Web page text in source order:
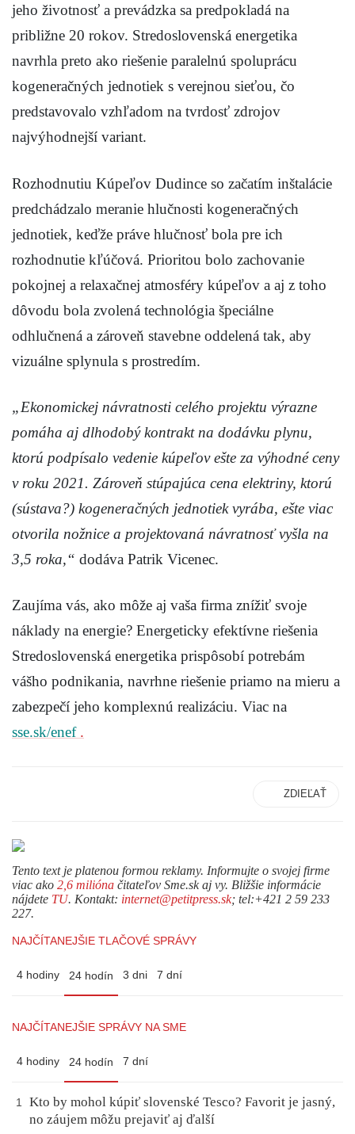
jeho životnosť a prevádzka sa predpokladá na
približne 20 rokov. Stredoslovenská energetika
navrhla preto ako riešenie paralelnú spoluprácu
kogeneračných jednotiek s verejnou sieťou, čo
predstavovalo vzhľadom na tvrdosť zdrojov
najvýhodnejší variant.
Rozhodnutiu Kúpeľov Dudince so začatím inštalácie
predchádzalo meranie hlučnosti kogeneračných
jednotiek, keďže práve hlučnosť bola pre ich
rozhodnutie kľúčová. Prioritou bolo zachovanie
pokojnej a relaxačnej atmosféry kúpeľov a aj z toho
dôvodu bola zvolená technológia špeciálne
odhlučnená a zároveň stavebne oddelená tak, aby
vizuálne splynula s prostredím.
„Ekonomickej návratnosti celého projektu výrazne
pomáha aj dlhodobý kontrakt na dodávku plynu,
ktorú podpísalo vedenie kúpeľov ešte za výhodné ceny
v roku 2021. Zároveň stúpajúca cena elektriny, ktorú
(sústava?) kogeneračných jednotiek vyrába, ešte viac
otvorila nožnice a projektovaná návratnosť vyšla na
3,5 roka,“ dodáva Patrik Vicenec.
Zaujíma vás, ako môže aj vaša firma znížiť svoje
náklady na energie? Energeticky efektívne riešenia
Stredoslovenská energetika prispôsobí potrebám
vášho podnikania, navrhne riešenie priamo na mieru a
zabezpečí jeho komplexnú realizáciu. Viac na
sse.sk/enef .
ZDIEĽAŤ
Tento text je platenou formou reklamy. Informujte o svojej firme
viac ako 2,6 milióna čitateľov Sme.sk aj vy. Bližšie informácie
nájdete TU. Kontakt: internet@petitpress.sk; tel:+421 2 59 233
227.
NAJČÍTANEJŠIE TLAČOVÉ SPRÁVY
4 hodiny 24 hodín 3 dni 7 dní
NAJČÍTANEJŠIE SPRÁVY NA SME
4 hodiny 24 hodín 7 dní
1
Kto by mohol kúpiť slovenské Tesco? Favorit je jasný,
no záujem môžu prejaviť aj ďalší